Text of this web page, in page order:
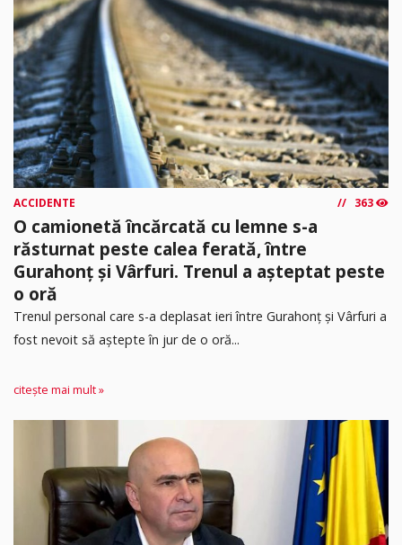
ACCIDENTE 363
O camionetă încărcată cu lemne s-a
răsturnat peste calea ferată, între
Gurahonț și Vârfuri. Trenul a așteptat peste
o oră
Trenul personal care s-a deplasat ieri între Gurahonț și Vârfuri a
fost nevoit să aștepte în jur de o oră...
citește mai mult »